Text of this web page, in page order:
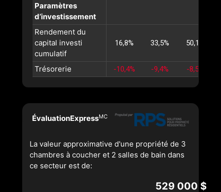
Paramètres
d’investissement
Rendement du
capital investi
cumulatif
16,8% 33,5% 50,1%
Trésorerie -10,4% -9,4% -8,5%
ÉvaluationExpressMC
La valeur approximative d'une propriété de 3
chambres à coucher et 2 salles de bain dans
ce secteur est de:
529 000 $